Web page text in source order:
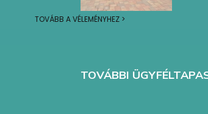
TOVÁBB A VÉLEMÉNYHEZ >
TOVÁBBI